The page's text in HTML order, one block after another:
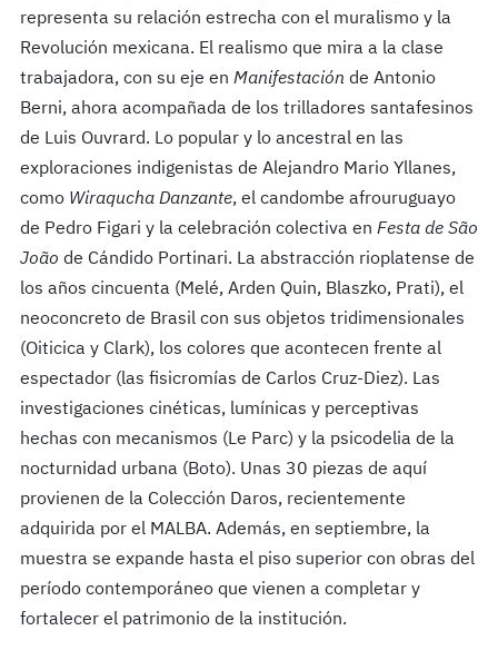
representa su relación estrecha con el muralismo y la
Revolución mexicana. El realismo que mira a la clase
trabajadora, con su eje en Manifestación de Antonio
Berni, ahora acompañada de los trilladores santafesinos
de Luis Ouvrard. Lo popular y lo ancestral en las
exploraciones indigenistas de Alejandro Mario Yllanes,
como Wiraqucha Danzante, el candombe afrouruguayo
de Pedro Figari y la celebración colectiva en Festa de São
João de Cándido Portinari. La abstracción rioplatense de
los años cincuenta (Melé, Arden Quin, Blaszko, Prati), el
neoconcreto de Brasil con sus objetos tridimensionales
(Oiticica y Clark), los colores que acontecen frente al
espectador (las fisicromías de Carlos Cruz-Diez). Las
investigaciones cinéticas, lumínicas y perceptivas
hechas con mecanismos (Le Parc) y la psicodelia de la
nocturnidad urbana (Boto). Unas 30 piezas de aquí
provienen de la Colección Daros, recientemente
adquirida por el MALBA. Además, en septiembre, la
muestra se expande hasta el piso superior con obras del
período contemporáneo que vienen a completar y
fortalecer el patrimonio de la institución.